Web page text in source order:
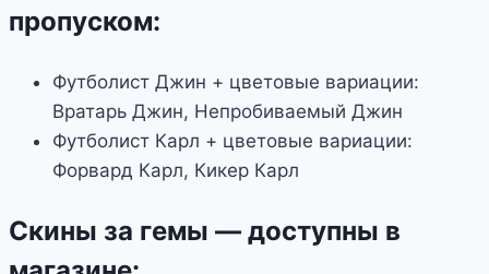
пропуском:
Футболист Джин + цветовые вариации:
Вратарь Джин, Непробиваемый Джин
Футболист Карл + цветовые вариации:
Форвард Карл, Кикер Карл
Скины за гемы — доступны в